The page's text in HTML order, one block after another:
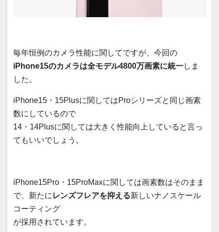
毎年恒例のカメラ性能に関してですが、今回の
iPhone15のカメラは全モデル4800万画素に統一しま
した。
iPhone15・15Plusに関してはProシリーズと同じ画素
数にしているので
14・14Plusに関しては大きく性能向上していると言っ
てもいいでしょう。
iPhone15Pro・15ProMaxに関しては画素数はそのまま
で、新たに レンズフレアを抑える新しいナノスケール
コーティング
が採用されています。